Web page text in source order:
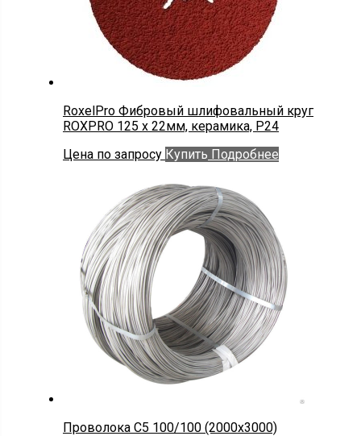
RoxelPro Фибровый шлифовальный круг
ROXPRO 125 х 22мм, керамика, Р24
Цена по запросу Купить Подробнее
Проволока С5 100/100 (2000х3000)